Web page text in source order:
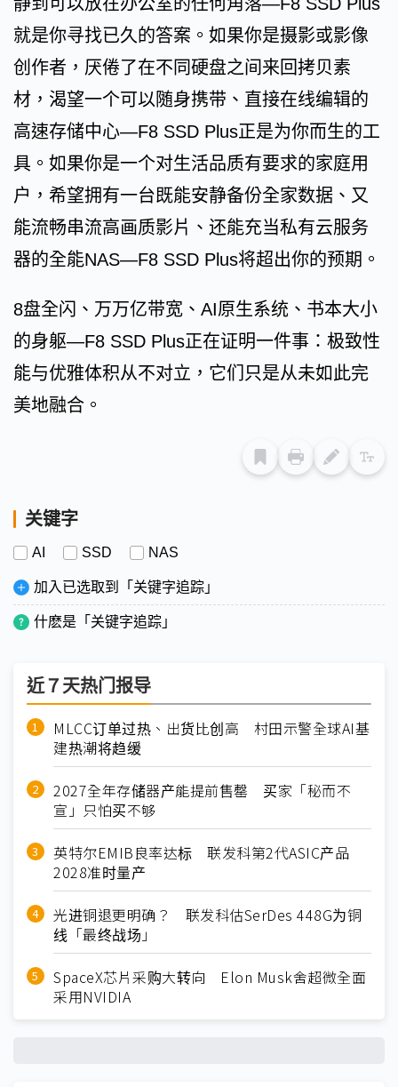
静到可以放在办公室的任何角落—F8 SSD Plus
就是你寻找已久的答案。如果你是摄影或影像
创作者，厌倦了在不同硬盘之间来回拷贝素
材，渴望一个可以随身携带、直接在线编辑的
高速存储中心—F8 SSD Plus正是为你而生的工
具。如果你是一个对生活品质有要求的家庭用
户，希望拥有一台既能安静备份全家数据、又
能流畅串流高画质影片、还能充当私有云服务
器的全能NAS—F8 SSD Plus将超出你的预期。
8盘全闪、万万亿带宽、AI原生系统、书本大小
的身躯—F8 SSD Plus正在证明一件事：极致性
能与优雅体积从不对立，它们只是从未如此完
美地融合。
关键字
AI SSD NAS
加入已选取到「关键字追踪」
什麽是「关键字追踪」
近７天热门报导
MLCC订单过热、出货比创高 村田示警全球AI基
建热潮将趋缓
2027全年存储器产能提前售罄 买家「秘而不
宣」只怕买不够
英特尔EMIB良率达标 联发科第2代ASIC产品
2028准时量产
光进铜退更明确？ 联发科估SerDes 448G为铜
线「最终战场」
SpaceX芯片采购大转向 Elon Musk舍超微全面
采用NVIDIA